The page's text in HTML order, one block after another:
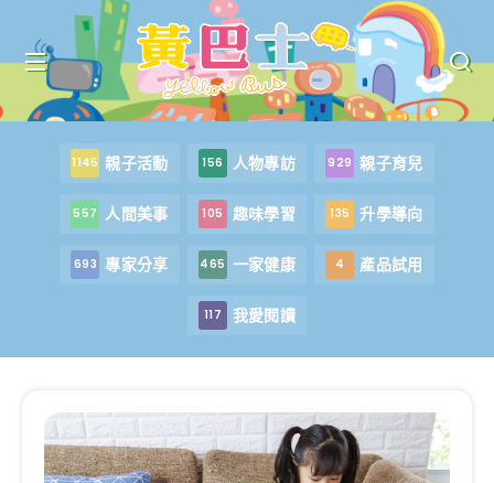
1145 親子活動 156 人物專訪 929 親子育兒
557 人間美事 105 趣味學習 135 升學導向
693 專家分享 465 一家健康 4 產品試用
117 我愛閱讀